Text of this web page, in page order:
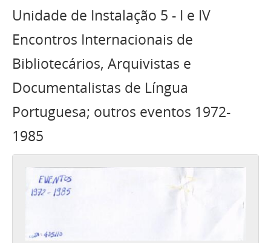
Unidade de Instalação 5 - I e IV
Encontros Internacionais de
Bibliotecários, Arquivistas e
Documentalistas de Língua
Portuguesa; outros eventos 1972-
1985